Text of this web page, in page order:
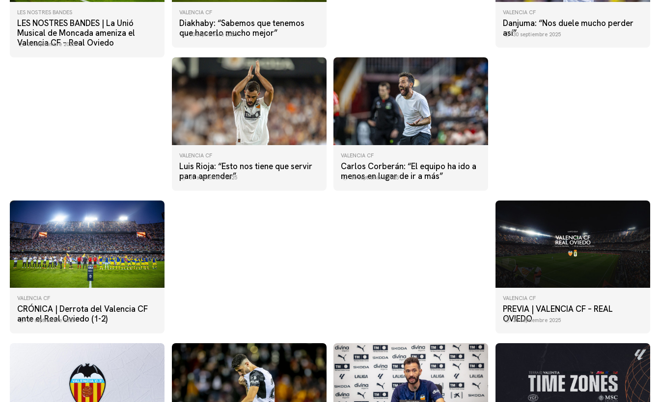
LES NOSTRES BANDES
LES NOSTRES BANDES | La Unió
Musical de Moncada ameniza el
Valencia CF – Real Oviedo
30 septiembre 2025
VALENCIA CF
Diakhaby: “Sabemos que tenemos
que hacerlo mucho mejor”
30 septiembre 2025
VALENCIA CF
Danjuma: “Nos duele mucho perder
así”30 septiembre 2025
VALENCIA CF
Luis Rioja: “Esto nos tiene que servir
para aprender”
30 septiembre 2025
VALENCIA CF
Carlos Corberán: “El equipo ha ido a
menos en lugar de ir a más”
30 septiembre 2025
VALENCIA CF
CRÓNICA | Derrota del Valencia CF
ante el Real Oviedo (1-2)
30 septiembre 2025
VALENCIA CF
PREVIA | VALENCIA CF – REAL
OVIEDO
30 septiembre 2025